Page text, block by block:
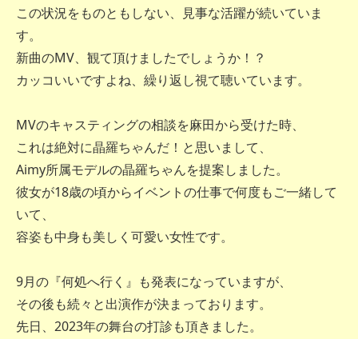
この状況をものともしない、見事な活躍が続いていま
す。
新曲のMV、観て頂けましたでしょうか！？
カッコいいですよね、繰り返し視て聴いています。
MVのキャスティングの相談を麻田から受けた時、
これは絶対に晶羅ちゃんだ！と思いまして、
Aimy所属モデルの晶羅ちゃんを提案しました。
彼女が18歳の頃からイベントの仕事で何度もご一緒して
いて、
容姿も中身も美しく可愛い女性です。
9月の『何処へ行く』も発表になっていますが、
その後も続々と出演作が決まっております。
先日、2023年の舞台の打診も頂きました。